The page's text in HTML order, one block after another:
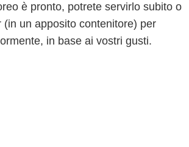
è pronto, potrete servirlo subito o
(in un apposito contenitore) per
in base ai vostri gusti.